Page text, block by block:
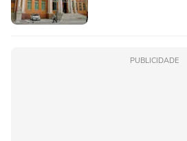
PUBLICIDADE